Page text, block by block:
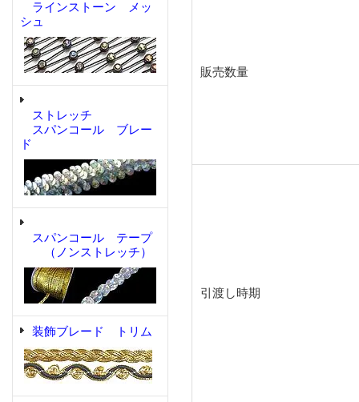
ラインストーン メッ
シュ
ストレッチ
スパンコール ブレー
ド
スパンコール テープ
（ノンストレッチ）
装飾ブレード トリム
販売数量
引渡し時期